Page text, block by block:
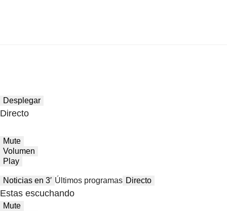
Desplegar
Directo
Mute
Volumen
Play
Noticias en 3′ Últimos programas Directo
Estas escuchando
Mute